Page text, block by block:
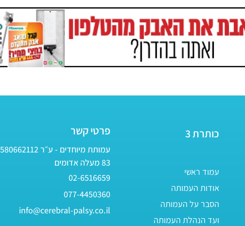
כותרת 3
עמוד ראשי
אודות העמותה
הסבר על העמותה
ועד הנהלת העמותה
פרטי קשר
עמותת מיוחדים - ע״ר 580662112
83 מעלה אדומים
02-6516659
077-4450360
info@cerebral-palsy.co.il